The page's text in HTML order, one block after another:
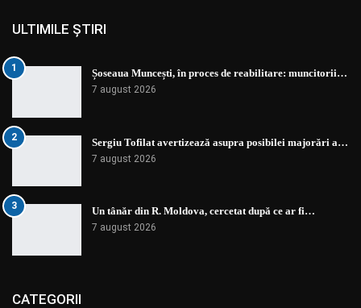
ULTIMILE ȘTIRI
1 Șoseaua Muncești, în proces de reabilitare: muncitorii…
7 august 2026
2 Sergiu Tofilat avertizează asupra posibilei majorări a…
7 august 2026
3 Un tânăr din R. Moldova, cercetat după ce ar fi…
7 august 2026
CATEGORII